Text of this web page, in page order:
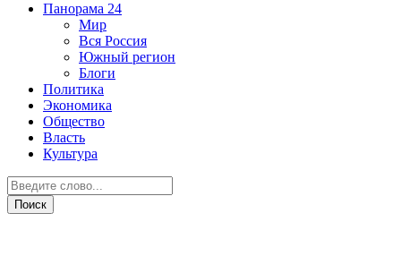
Панорама 24
Мир
Вся Россия
Южный регион
Блоги
Политика
Экономика
Общество
Власть
Культура